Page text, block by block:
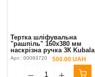
Тертка шліфувальна
"рашпіль" 160х380 мм
наскрізна ручка 3К Kubala
Арт.: 00093720 500.00 UAH